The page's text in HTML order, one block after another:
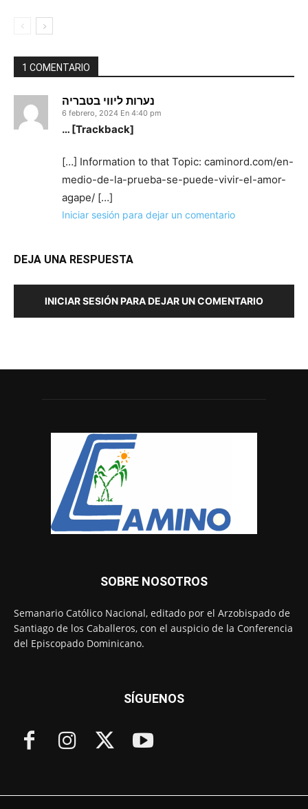
1 COMENTARIO
נערות ליווי בטבריה
6 febrero, 2024 En 4:40 pm
… [Trackback]
[…] Information to that Topic: caminord.com/en-
medio-de-la-prueba-se-puede-vivir-el-amor-
agape/ […]
Iniciar sesión para dejar un comentario
DEJA UNA RESPUESTA
INICIAR SESIÓN PARA DEJAR UN COMENTARIO
SOBRE NOSOTROS
Semanario Católico Nacional, editado por el Arzobispado de
Santiago de los Caballeros, con el auspicio de la Conferencia
del Episcopado Dominicano.
SÍGUENOS